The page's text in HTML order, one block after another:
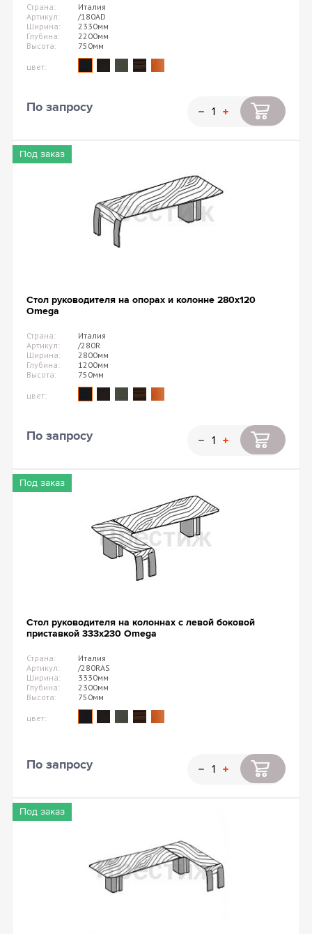
Страна:
Италия
Артикул:
/180AD
Ширина:
2330мм
Глубина:
2200мм
Высота:
750мм
цвет:
По запросу
Под заказ
Стол руководителя на опорах и колонне 280х120
Omega
Страна:
Италия
Артикул:
/280R
Ширина:
2800мм
Глубина:
1200мм
Высота:
750мм
цвет:
По запросу
Под заказ
Стол руководителя на колоннах с левой боковой
приставкой 333х230 Omega
Страна:
Италия
Артикул:
/280RAS
Ширина:
3330мм
Глубина:
2300мм
Высота:
750мм
цвет:
По запросу
Под заказ